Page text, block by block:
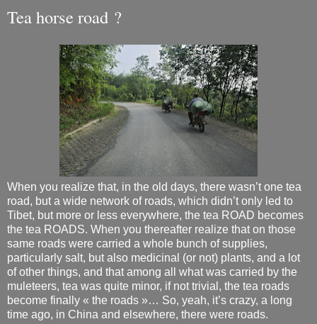
Tea horse road ?
When you realize that, in the old days, there wasn’t one tea
road, but a wide network of roads, which didn’t only led to
Tibet, but more or less everywhere, the tea ROAD becomes
the tea ROADS. When you thereafter realize that on those
same roads were carried a whole bunch of supplies,
particularly salt, but also medicinal (or not) plants, and a lot
of other things, and that among all what was carried by the
muleteers, tea was quite minor, if not trivial, the tea roads
become finally « the roads »… So, yeah, it’s crazy, a long
time ago, in China and elsewhere, there were roads.